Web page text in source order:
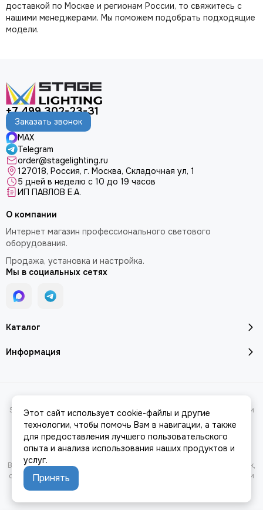
доставкой по Москве и регионам России, то свяжитесь с
нашими менеджерами. Мы поможем подобрать подходящие
модели.
+7 499 302-23-31
Заказать звонок
MAX
Telegram
order@stagelighting.ru
127018, Россия, г. Москва, Складочная ул, 1
5 дней в неделю с 10 до 19 часов
ИП ПАВЛОВ Е.А.
Каталог
Информация
О компании
Интернет магазин профессионального светового
оборудования.
Продажа, установка и настройка.
Мы в социальных сетях
StageLighting.ru | Купить по выгодным ценам с доставкой по Москве и
России.
Карта сайта
Вся представленная на сайте информация, касающаяся характеристик,
стоимости товаров и услуг, носит информационный характер и ни при
каких условиях не является публичной офертой, определяемой
Этот сайт использует cookie-файлы и другие
технологии, чтобы помочь Вам в навигации, а также
для предоставления лучшего пользовательского
опыта и анализа использования наших продуктов и
услуг.
Принять